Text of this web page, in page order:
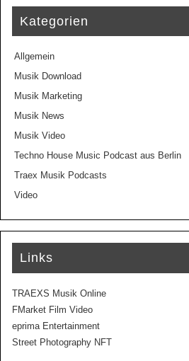
Kategorien
Allgemein
Musik Download
Musik Marketing
Musik News
Musik Video
Techno House Music Podcast aus Berlin
Traex Musik Podcasts
Video
Links
TRAEXS Musik Online
FMarket Film Video
eprima Entertainment
Street Photography NFT